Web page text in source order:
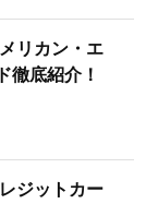
リカン・エ
徹底紹介！
ジットカー